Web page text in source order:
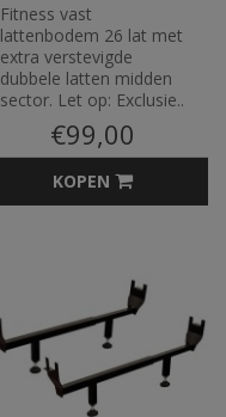
Fitness vast
lattenbodem 26 lat met
extra verstevigde
dubbele latten midden
sector. Let op: Exclusie..
€99,00
KOPEN